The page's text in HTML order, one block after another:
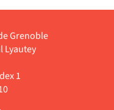
Grenoble
Lyautey
1